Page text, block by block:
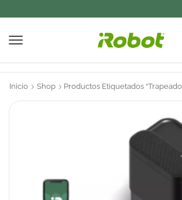
Inicio Shop Productos Etiquetados